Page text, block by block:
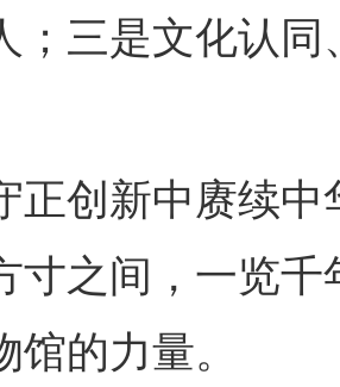
；三是文化认
创新中赓续中
寸之间，一览
馆的力量。